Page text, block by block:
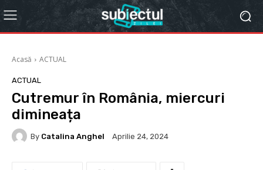
Acasă ACTUAL
ACTUAL
Cutremur în România, miercuri
dimineața
By Catalina Anghel Aprilie 24, 2024